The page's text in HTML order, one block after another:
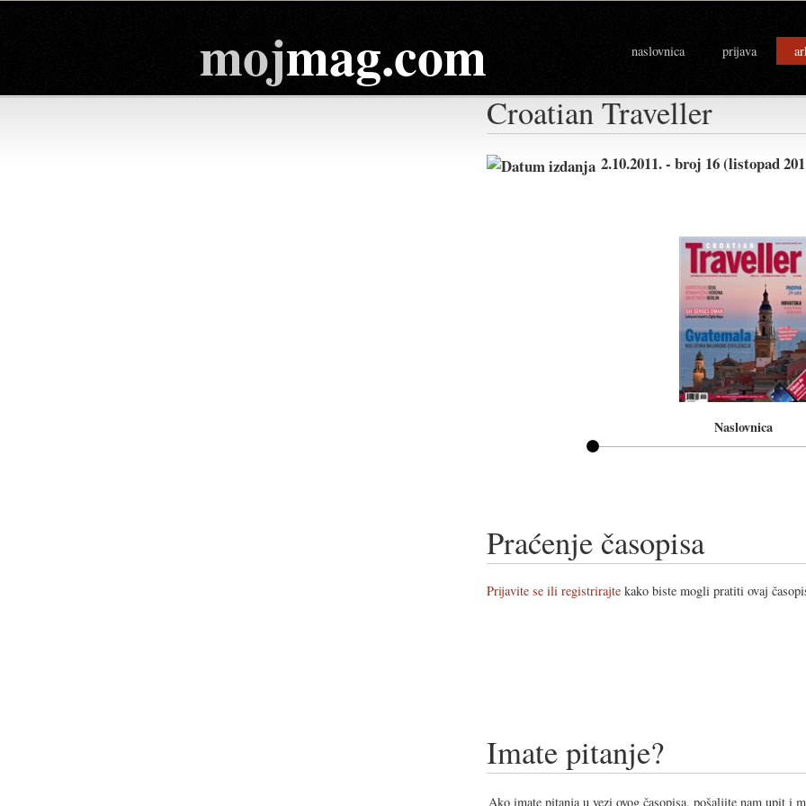
mojmag.com naslovnica prijava
Croatian Traveller
2.10.2011. - broj 16 (listopad
Naslovnica
Praćenje časopisa
Prijavite se ili registrirajte kako biste mogli pratiti ovaj
Imate pitanje?
Ako imate pitanja u vezi ovog časopisa, pošaljite nam upit i